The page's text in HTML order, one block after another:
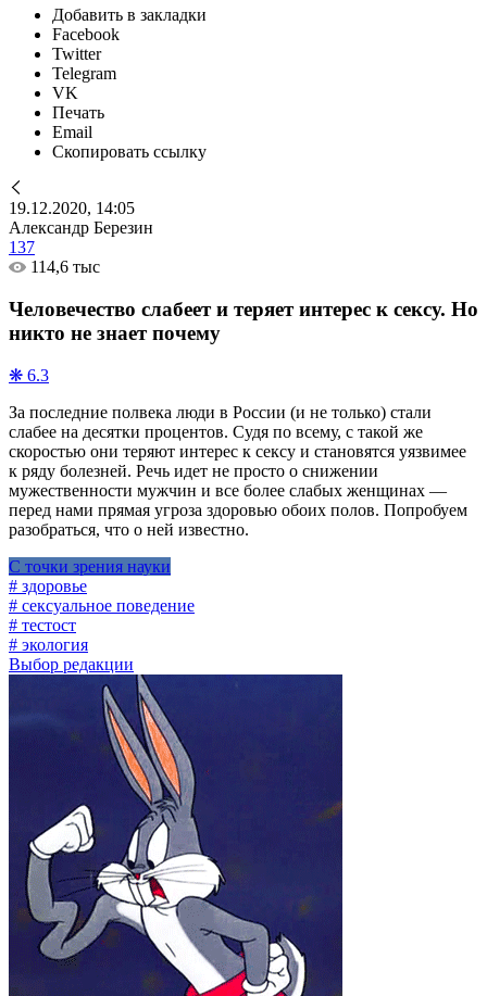
Добавить в закладки
Facebook
Twitter
Telegram
VK
Печать
Email
Скопировать ссылку
19.12.2020, 14:05
Александр Березин
137
114,6 тыс
Человечество слабеет и теряет интерес к сексу. Но
никто не знает почему
❋ 6.3
За последние полвека люди в России (и не только) стали
слабее на десятки процентов. Судя по всему, с такой же
скоростью они теряют интерес к сексу и становятся уязвимее
к ряду болезней. Речь идет не просто о снижении
мужественности мужчин и все более слабых женщинах —
перед нами прямая угроза здоровью обоих полов. Попробуем
разобраться, что о ней известно.
С точки зрения науки
# здоровье
# сексуальное поведение
# тестост
# экология
Выбор редакции